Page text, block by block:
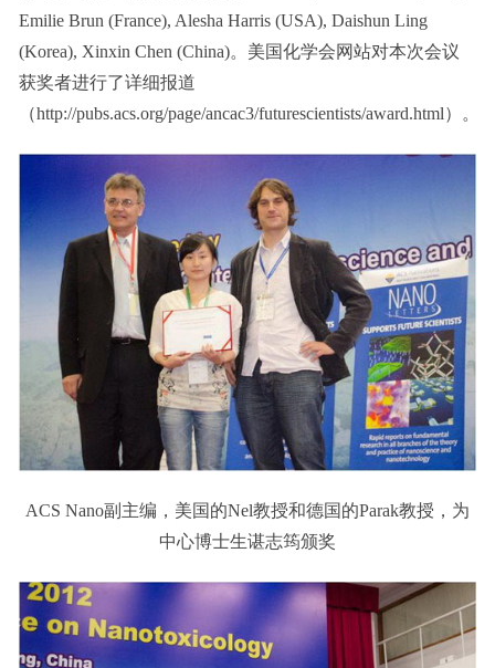
Emilie Brun (France), Alesha Harris (USA), Daishun Ling
(Korea), Xinxin Chen (China)。美国化学会网站对本次会议
获奖者进行了详细报道
（http://pubs.acs.org/page/ancac3/futurescientists/award.html）。
ACS Nano副主编，美国的Nel教授和德国的Parak教授，为
中心博士生谌志筠颁奖